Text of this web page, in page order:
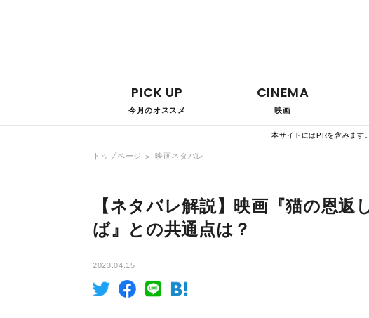
PICK UP
今月のオススメ
CINEMA
映画
本サイトにはPRを含みます
トップページ 映画ネタバレ
【ネタバレ解説】映画『猫の恩
ば』との共通点は？
2023.04.15